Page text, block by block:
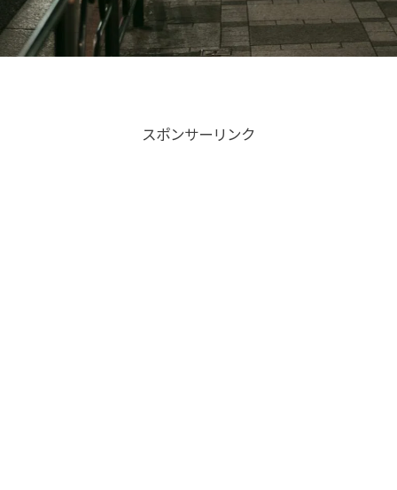
スポンサーリンク